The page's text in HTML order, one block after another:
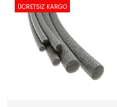
ÜCRETSİZ KARGO